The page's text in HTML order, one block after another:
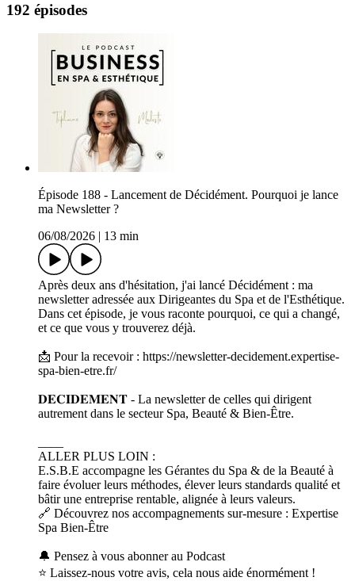
192 épisodes
Épisode 188 - Lancement de Décidément. Pourquoi je lance
ma Newsletter ?
06/08/2026
13 min
Après deux ans d'hésitation, j'ai lancé Décidément : ma
newsletter adressée aux Dirigeantes du Spa et de l'Esthétique.
Dans cet épisode, je vous raconte pourquoi, ce qui a changé,
et ce que vous y trouverez déjà.
📩 Pour la recevoir : https://newsletter-decidement.expertise-
spa-bien-etre.fr/
𝐃𝐄𝐂𝐈𝐃𝐄𝐌𝐄𝐍𝐓 - La newsletter de celles qui dirigent
autrement dans le secteur Spa, Beauté & Bien-Être.
ALLER PLUS LOIN :
E.S.B.E accompagne les Gérantes du Spa & de la Beauté à
faire évoluer leurs méthodes, élever leurs standards qualité et
bâtir une entreprise rentable, alignée à leurs valeurs.
🔗 Découvrez nos accompagnements sur-mesure : Expertise
Spa Bien-Être
🔔 Pensez à vous abonner au Podcast
⭐️ Laissez-nous votre avis, cela nous aide énormément !